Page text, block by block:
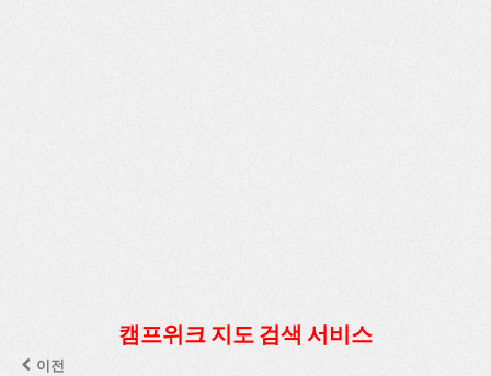
캠프위크 지도 검색 서비스
이전